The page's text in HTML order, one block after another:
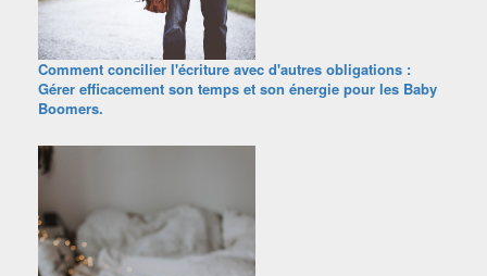
Comment concilier l'écriture avec d'autres obligations :
Gérer efficacement son temps et son énergie pour les Baby
Boomers.